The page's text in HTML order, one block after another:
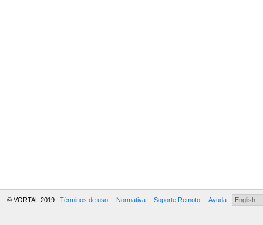
© VORTAL 2019 Términos de uso Normativa Soporte Remoto Ayuda